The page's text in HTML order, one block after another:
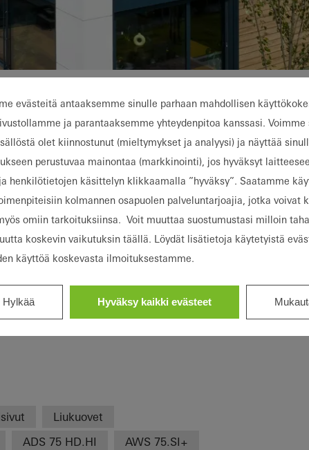
Poznań
C2C-certified
city of Poznań, a first-class family
geometric shapes and a great deal of
Liukuovet
ADS 75 HD.HI AWS 75.SI+
evästeitä antaaksemme sinulle parhaan mahdollisen
ja parantaaksemme yhteydenpitoa kanssasi. Voimme
olet kiinnostunut (mieltymykset ja analyysi) ja näyttää
perustuvaa mainontaa (markkinointi), jos hyväksyt
henkilötietojen käsittelyn klikkaamalla ”hyväksy”. Saatamme
kolmannen osapuolen palveluntarjoajia, jotka voivat
omiin tarkoituksiinsa. Voit muuttaa suostumustasi milloin
koskevin vaikutuksin täällä. Löydät lisätietoja käytetyistä
käyttöä koskevasta ilmoituksestamme.
Hylkää Hyväksy kaikki evästeet